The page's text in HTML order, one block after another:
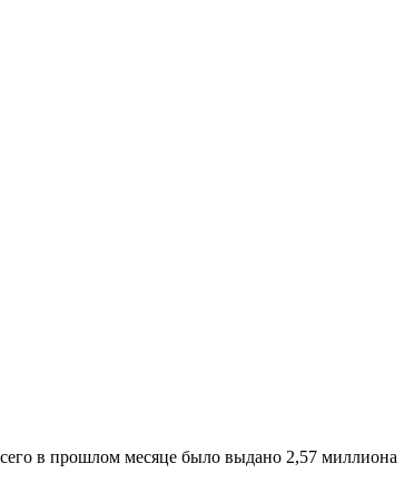
в прошлом месяце было выдано 2,57 миллиона